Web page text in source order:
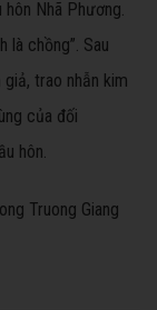
Nhã Phương.
là chồng”. Sau
giả, trao nhẫn kim
của đối
hôn.